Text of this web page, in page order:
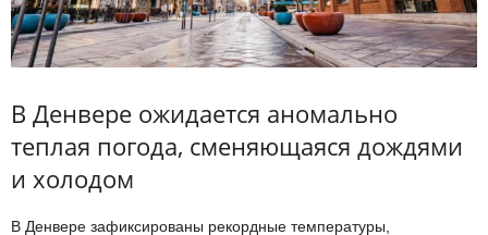
В Денвере ожидается аномально
теплая погода, сменяющаяся дождями
и холодом
В Денвере зафиксированы рекордные температуры,